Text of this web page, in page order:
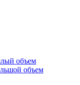
объем
объем